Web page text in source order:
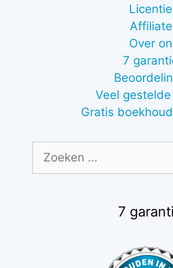
Over
7
Veel
Gratis
Zoek
7